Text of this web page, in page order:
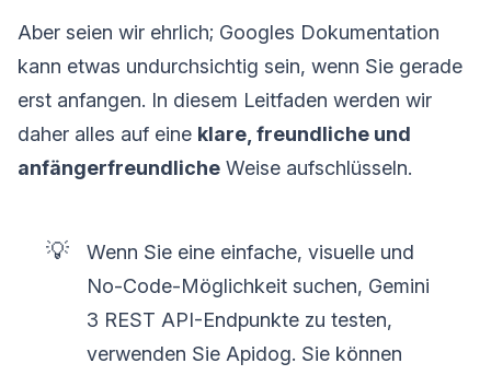
Aber seien wir ehrlich; Googles Dokumentation
kann etwas undurchsichtig sein, wenn Sie gerade
erst anfangen. In diesem Leitfaden werden wir
daher alles auf eine klare, freundliche und
anfängerfreundliche Weise aufschlüsseln.
💡
Wenn Sie eine einfache, visuelle und
No-Code-Möglichkeit suchen, Gemini
3 REST API-Endpunkte zu testen,
verwenden Sie Apidog. Sie können